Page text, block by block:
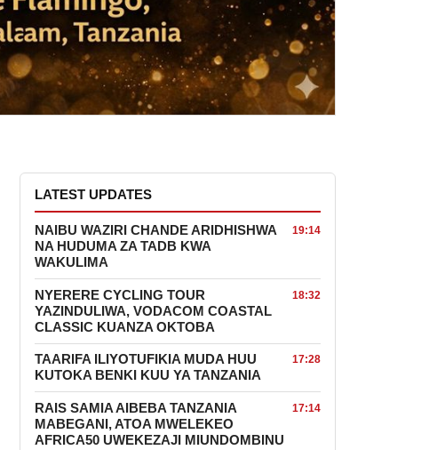
LATEST UPDATES
NAIBU WAZIRI CHANDE ARIDHISHWA
NA HUDUMA ZA TADB KWA
WAKULIMA
19:14
NYERERE CYCLING TOUR
YAZINDULIWA, VODACOM COASTAL
CLASSIC KUANZA OKTOBA
18:32
TAARIFA ILIYOTUFIKIA MUDA HUU
KUTOKA BENKI KUU YA TANZANIA
17:28
RAIS SAMIA AIBEBA TANZANIA
MABEGANI, ATOA MWELEKEO
AFRICA50 UWEKEZAJI MIUNDOMBINU
17:14